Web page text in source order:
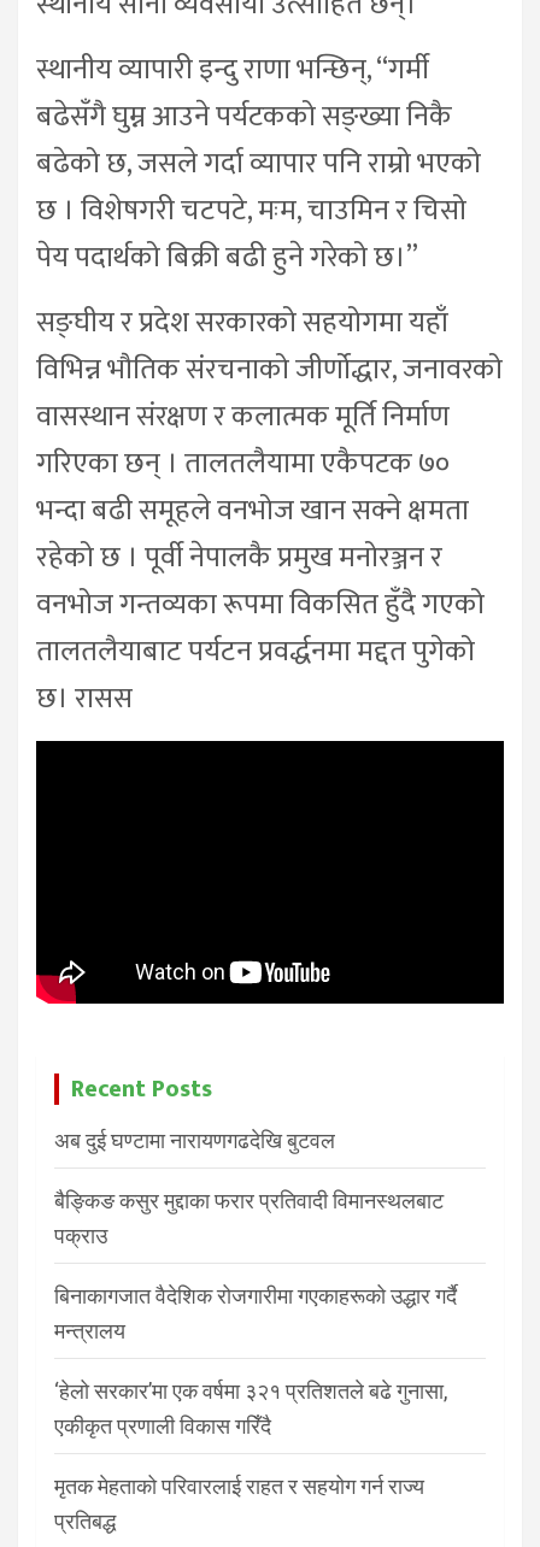
स्थानीय व्यापारी इन्दु राणा भन्छिन्, “गर्मी
बढेसँगै घुम्न आउने पर्यटकको सङ्ख्या निकै
बढेको छ, जसले गर्दा व्यापार पनि राम्रो भएको
छ । विशेषगरी चटपटे, मःम, चाउमिन र चिसो
पेय पदार्थको बिक्री बढी हुने गरेको छ।”
सङ्घीय र प्रदेश सरकारको सहयोगमा यहाँ
विभिन्न भौतिक संरचनाको जीर्णोद्धार, जनावरको
वासस्थान संरक्षण र कलात्मक मूर्ति निर्माण
गरिएका छन् । तालतलैयामा एकैपटक ७०
भन्दा बढी समूहले वनभोज खान सक्ने क्षमता
रहेको छ । पूर्वी नेपालकै प्रमुख मनोरञ्जन र
वनभोज गन्तव्यका रूपमा विकसित हुँदै गएको
तालतलैयाबाट पर्यटन प्रवर्द्धनमा मद्दत पुगेको
छ। रासस
Recent Posts
अब दुई घण्टामा नारायणगढदेखि बुटवल
बैङ्किङ कसुर मुद्दाका फरार प्रतिवादी विमानस्थलबाट
पक्राउ
बिनाकागजात वैदेशिक रोजगारीमा गएकाहरूको उद्धार गर्दै
मन्त्रालय
‘हेलो सरकार’मा एक वर्षमा ३२१ प्रतिशतले बढे गुनासा,
एकीकृत प्रणाली विकास गरिँदै
मृतक मेहताको परिवारलाई राहत र सहयोग गर्न राज्य
प्रतिबद्ध